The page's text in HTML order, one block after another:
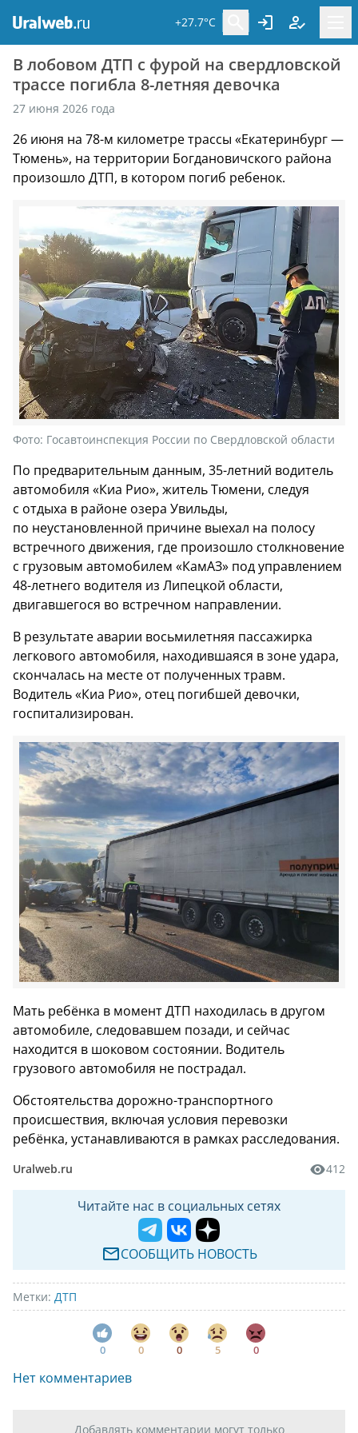
+27.7°C
В лобовом ДТП с фурой на свердловской
трассе погибла 8-летняя девочка
27 июня 2026 года
26 июня на 78-м километре трассы «Екатеринбург —
Тюмень», на территории Богдановичского района
произошло ДТП, в котором погиб ребенок.
Фото: Госавтоинспекция России по Свердловской области
По предварительным данным, 35-летний водитель
автомобиля «Киа Рио», житель Тюмени, следуя
с отдыха в районе озера Увильды,
по неустановленной причине выехал на полосу
встречного движения, где произошло столкновение
с грузовым автомобилем «КамАЗ» под управлением
48-летнего водителя из Липецкой области,
двигавшегося во встречном направлении.
В результате аварии восьмилетняя пассажирка
легкового автомобиля, находившаяся в зоне удара,
скончалась на месте от полученных травм.
Водитель «Киа Рио», отец погибшей девочки,
госпитализирован.
Мать ребёнка в момент ДТП находилась в другом
автомобиле, следовавшем позади, и сейчас
находится в шоковом состоянии. Водитель
грузового автомобиля не пострадал.
Обстоятельства дорожно-транспортного
происшествия, включая условия перевозки
ребёнка, устанавливаются в рамках расследования.
Uralweb.ru 412
Читайте нас в социальных сетях
СООБЩИТЬ НОВОСТЬ
Метки: ДТП
0 0 0 5 0
Нет комментариев
Добавлять комментарии могут только